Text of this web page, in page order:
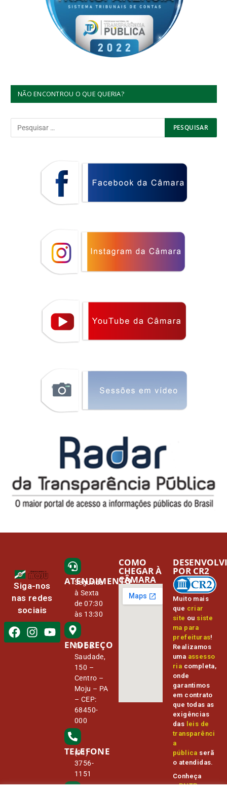
NÃO ENCONTROU O QUE QUERIA?
Siga-nos
nas redes
sociais
ATENDIMENTO
Segunda
à Sexta
de 07:30
às 13:30
ENDEREÇO
Tv Da
Saudade,
150 –
Centro –
Moju – PA
– CEP:
68450-
000
TELEFONE
(91)
3756-
1151
COMO
CHEGAR À
CÂMARA
Muito mais
que criar
site ou siste
ma para
prefeituras!
Realizamos
uma assesso
ria completa,
onde
garantimos
em contrato
que todas as
exigências
das leis de
transparênci
a
pública serã
o atendidas.
Conheça
oPNTPe
POR CR2